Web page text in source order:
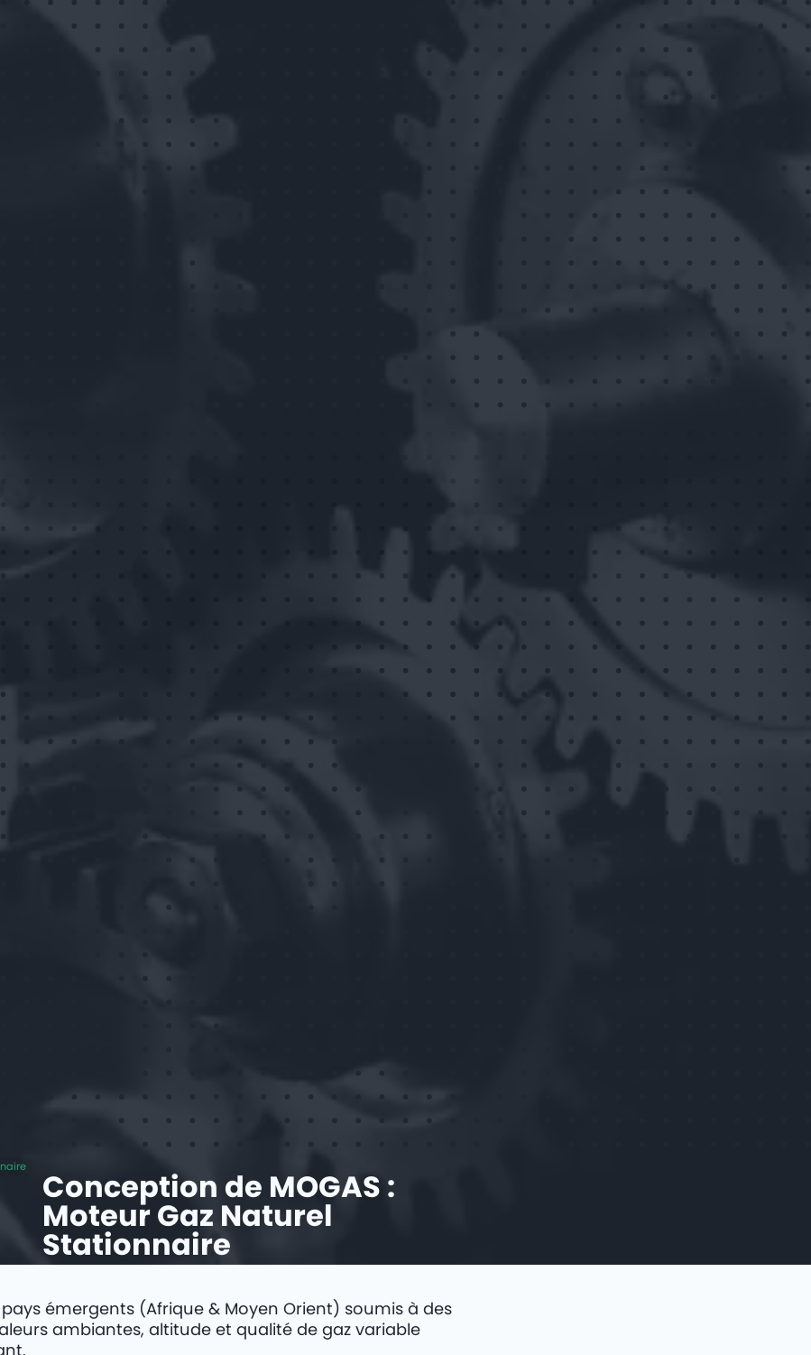
Conception de MOGAS :
Moteur Gaz Naturel
Stationnaire
émergents (Afrique & Moyen Orient) soumis à des
ambiantes, altitude et qualité de gaz variable